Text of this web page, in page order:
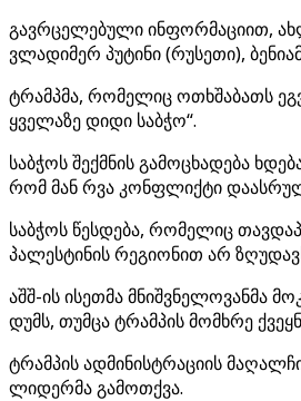
გავრცელებული ინფორმაციით,
ვლადიმერ პუტინი (რუსეთი),
ტრამპმა, რომელიც ოთხშაბათს
ყველაზე დიდი საბჭო“.
საბჭოს შექმნის გამოცხადება
რომ მან რვა კონფლიქტი
საბჭოს წესდება, რომელიც
პალესტინის რეგიონით არ
აშშ-ის ისეთმა მნიშვნელოვანმა
დუმს, თუმცა ტრამპის მომხრე
ტრამპის ადმინისტრაციის
ლიდერმა გამოთქვა.